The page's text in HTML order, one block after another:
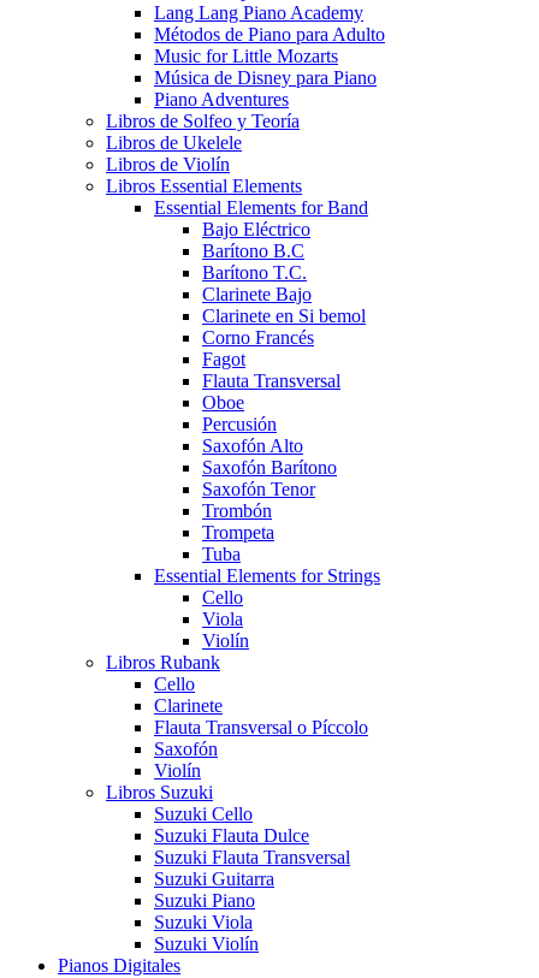
Lang Lang Piano Academy
Métodos de Piano para Adulto
Music for Little Mozarts
Música de Disney para Piano
Piano Adventures
Libros de Solfeo y Teoría
Libros de Ukelele
Libros de Violín
Libros Essential Elements
Essential Elements for Band
Bajo Eléctrico
Barítono B.C
Barítono T.C.
Clarinete Bajo
Clarinete en Si bemol
Corno Francés
Fagot
Flauta Transversal
Oboe
Percusión
Saxofón Alto
Saxofón Barítono
Saxofón Tenor
Trombón
Trompeta
Tuba
Essential Elements for Strings
Cello
Viola
Violín
Libros Rubank
Cello
Clarinete
Flauta Transversal o Píccolo
Saxofón
Violín
Libros Suzuki
Suzuki Cello
Suzuki Flauta Dulce
Suzuki Flauta Transversal
Suzuki Guitarra
Suzuki Piano
Suzuki Viola
Suzuki Violín
Pianos Digitales